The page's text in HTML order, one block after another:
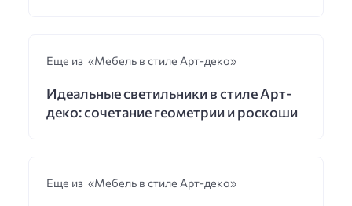
Еще из «Мебель в стиле Арт-деко»
Идеальные светильники в стиле Арт-
деко: сочетание геометрии и роскоши
Еще из «Мебель в стиле Арт-деко»